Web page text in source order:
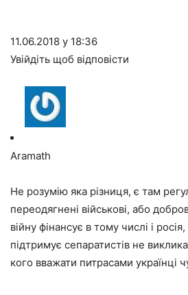
11.06.2018 у 18:36
Увійдіть щоб відповісти
Aramath
Не розумію яка різниця, є там
переодягнені військові, або
війну фінансує в тому числі і
підтримує сепаратистів не
кого вважати питрасами українці